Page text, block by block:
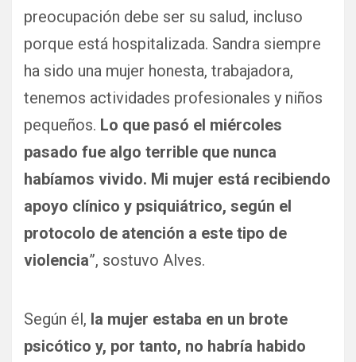
preocupación debe ser su salud, incluso
porque está hospitalizada. Sandra siempre
ha sido una mujer honesta, trabajadora,
tenemos actividades profesionales y niños
pequeños. Lo que pasó el miércoles
pasado fue algo terrible que nunca
habíamos vivido. Mi mujer está recibiendo
apoyo clínico y psiquiátrico, según el
protocolo de atención a este tipo de
violencia”, sostuvo Alves.
Según él, la mujer estaba en un brote
psicótico y, por tanto, no habría habido